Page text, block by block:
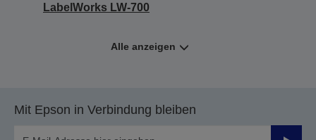
LabelWorks LW-700
Alle anzeigen
Mit Epson in Verbindung bleiben